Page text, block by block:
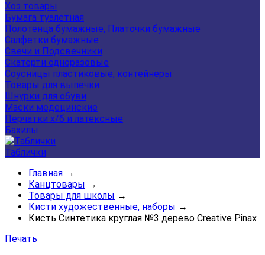
Хоз товары
Бумага туалетная
Полотенца бумажные, Платочки бумажные
Салфетки бумажные
Свечи и Подсвечники
Скатерти одноразовые
Соусницы пластиковые, контейнеры
Товары для выпечки
Шнурки для обуви
Маски медецинские
Перчатки х/б и латексные
Бахилы
Таблички
Главная →
Канцтовары →
Товары для школы →
Кисти художественные, наборы →
Кисть Синтетика круглая №3 дерево Creative Pinax
Печать